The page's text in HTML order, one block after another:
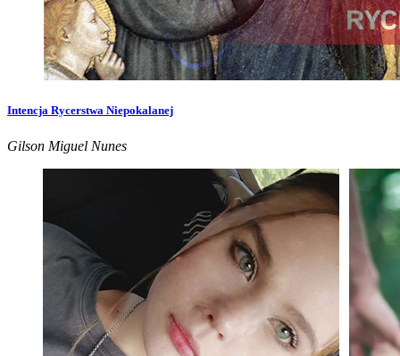
Intencja Rycerstwa Niepokalanej
Gilson Miguel Nunes